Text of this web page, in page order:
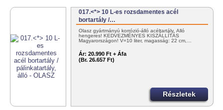
017.<*> 10 L-es rozsdamentes acél
bortartály /…
Olasz gyártmányú korrózió-álló acéltartály. Álló
hengeres! KEDVEZMÉNYES KISZÁLLÍTÁS
Magyarországon! V=10 liter, magasság: 22 cm,…
Ár: 20.990 Ft + Áfa
(Br. 26.657 Ft)
Részletek